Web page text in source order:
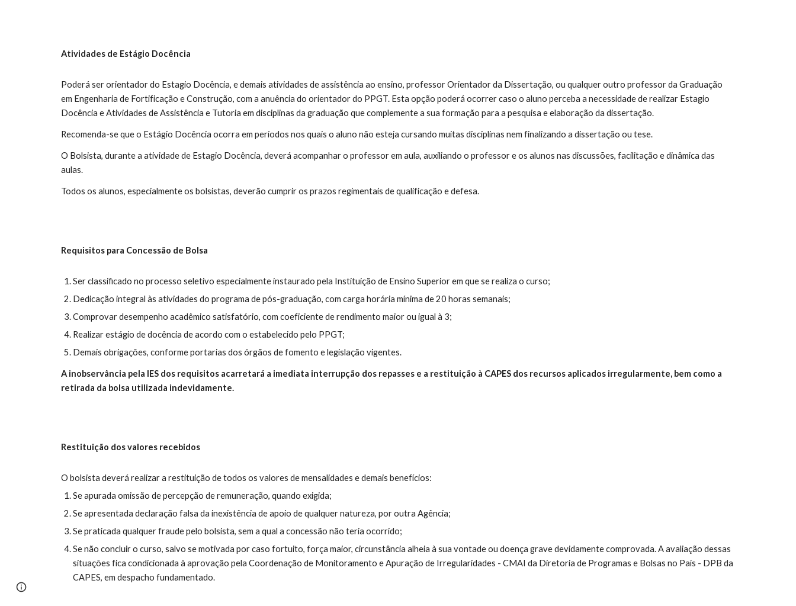
Atividades de Estágio Docência
Poderá ser orientador do Estagio Docência, e demais atividades de assistência ao ensino, professor Orientador da Dissertação, ou qualquer outro professor da Graduação
em Engenharia de Fortificação e Construção, com a anuência do orientador do PPGT. Esta opção poderá ocorrer caso o aluno perceba a necessidade de realizar Estagio
Docência e Atividades de Assistência e Tutoria em disciplinas da graduação que complemente a sua formação para a pesquisa e elaboração da dissertação.
Recomenda-se que o Estágio Docência ocorra em períodos nos quais o aluno não esteja cursando muitas disciplinas nem finalizando a dissertação ou tese.
O Bolsista, durante a atividade de Estagio Docência, deverá acompanhar o professor em aula, auxiliando o professor e os alunos nas discussões, facilitação e dinâmica das
aulas.
Todos os alunos, especialmente os bolsistas, deverão cumprir os prazos regimentais de qualificação e defesa.
Requisitos para Concessão de Bolsa
Ser classificado no processo seletivo especialmente instaurado pela Instituição de Ensino Superior em que se realiza o curso;
Dedicação integral às atividades do programa de pós-graduação, com carga horária mínima de 20 horas semanais;
Comprovar desempenho acadêmico satisfatório, com coeficiente de rendimento maior ou igual à 3;
Realizar estágio de docência de acordo com o estabelecido pelo PPGT;
Demais obrigações, conforme portarias dos órgãos de fomento e legislação vigentes.
A inobservância pela IES dos requisitos acarretará a imediata interrupção dos repasses e a restituição à CAPES dos recursos aplicados irregularmente, bem como a
retirada da bolsa utilizada indevidamente.
Restituição dos valores recebidos
O bolsista deverá realizar a restituição de todos os valores de mensalidades e demais benefícios:
Se apurada omissão de percepção de remuneração, quando exigida;
Se apresentada declaração falsa da inexistência de apoio de qualquer natureza, por outra Agência;
Se praticada qualquer fraude pelo bolsista, sem a qual a concessão não teria ocorrido;
Se não concluir o curso, salvo se motivada por caso fortuito, força maior, circunstância alheia à sua vontade ou doença grave devidamente comprovada. A avaliação dessas
situações fica condicionada à aprovação pela Coordenação de Monitoramento e Apuração de Irregularidades - CMAI da Diretoria de Programas e Bolsas no País - DPB da
CAPES, em despacho fundamentado.